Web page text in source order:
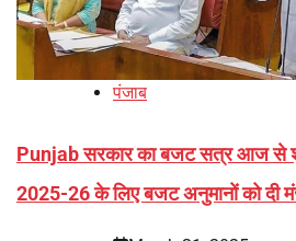
पंजाब
Punjab सरकार का बजट सत्र आज से
2025-26 के लिए बजट अनुमानों को दी